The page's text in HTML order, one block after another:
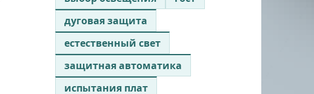
дуговая защита
естественный свет
защитная автоматика
испытания плат